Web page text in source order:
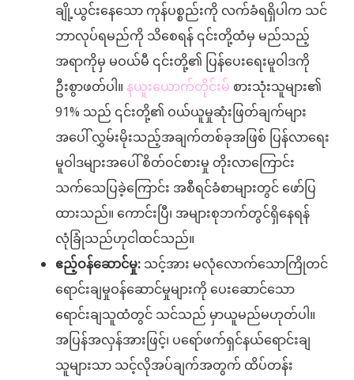
ချို့ယွင်းနေသော ကုန်ပစ္စည်းကို လက်ခံရရှိပါက သင်
ဘာလုပ်ရမည်ကို သိစေရန် ၎င်းတို့ထံမှ မည်သည့်
အရာကိုမှ မဝယ်မီ ၎င်းတို့၏ ပြန်ပေးရေးမူဝါဒကို
ဦးစွာဖတ်ပါ။ နယူးယောက်တိုင်းမ် စားသုံးသူများ၏
91% သည် ၎င်းတို့၏ ဝယ်ယူမှုဆုံးဖြတ်ချက်များ
အပေါ် လွှမ်းမိုးသည့်အချက်တစ်ခုအဖြစ် ပြန်လာရေး
မူဝါဒများအပေါ် စိတ်ဝင်စားမှု တိုးလာကြောင်း
သက်သေပြခဲ့ကြောင်း အစီရင်ခံစာများတွင် ဖော်ပြ
ထားသည်။ ကောင်းပြီ၊ အများစုဘက်တွင်ရှိနေရန်
လုံခြုံသည်ဟုငါထင်သည်။
ဧည့်ဝန်ဆောင်မှု: သင့်အား မလုံလောက်သောကြိုတင်
ရောင်းချမှုဝန်ဆောင်မှုများကို ပေးဆောင်သော
ရောင်းချသူထံတွင် သင်သည် မှာယူမည်မဟုတ်ပါ။
အပြန်အလှန်အားဖြင့်၊ ပရော်ဖက်ရှင်နယ်ရောင်းချ
သူများသာ သင့်လိုအပ်ချက်အတွက် ထိပ်တန်း